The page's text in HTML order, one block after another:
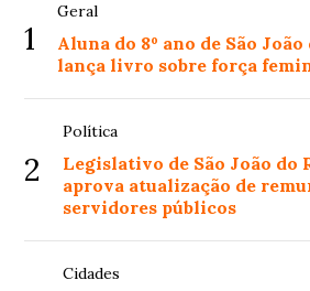
1
Geral
Aluna do 8º ano de São
lança livro sobre força
2
Política
Legislativo de São João do
aprova atualização de
servidores públicos
Cidades